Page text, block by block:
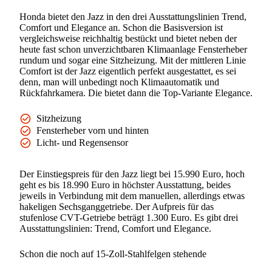
Honda bietet den Jazz in den drei Ausstattungslinien Trend,
Comfort und Elegance an. Schon die Basisversion ist
vergleichsweise reichhaltig bestückt und bietet neben der
heute fast schon unverzichtbaren Klimaanlage Fensterheber
rundum und sogar eine Sitzheizung. Mit der mittleren Linie
Comfort ist der Jazz eigentlich perfekt ausgestattet, es sei
denn, man will unbedingt noch Klimaautomatik und
Rückfahrkamera. Die bietet dann die Top-Variante Elegance.
Sitzheizung
Fensterheber vorn und hinten
Licht- und Regensensor
Der Einstiegspreis für den Jazz liegt bei 15.990 Euro, hoch
geht es bis 18.990 Euro in höchster Ausstattung, beides
jeweils in Verbindung mit dem manuellen, allerdings etwas
hakeligen Sechsganggetriebe. Der Aufpreis für das
stufenlose CVT-Getriebe beträgt 1.300 Euro. Es gibt drei
Ausstattungslinien: Trend, Comfort und Elegance.
Schon die noch auf 15-Zoll-Stahlfelgen stehende